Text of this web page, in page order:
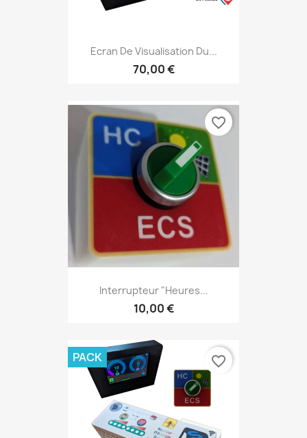
Ecran De Visualisation Du...
70,00 €
Interrupteur "Heures...
10,00 €
favorite_border
PACK favorite_border